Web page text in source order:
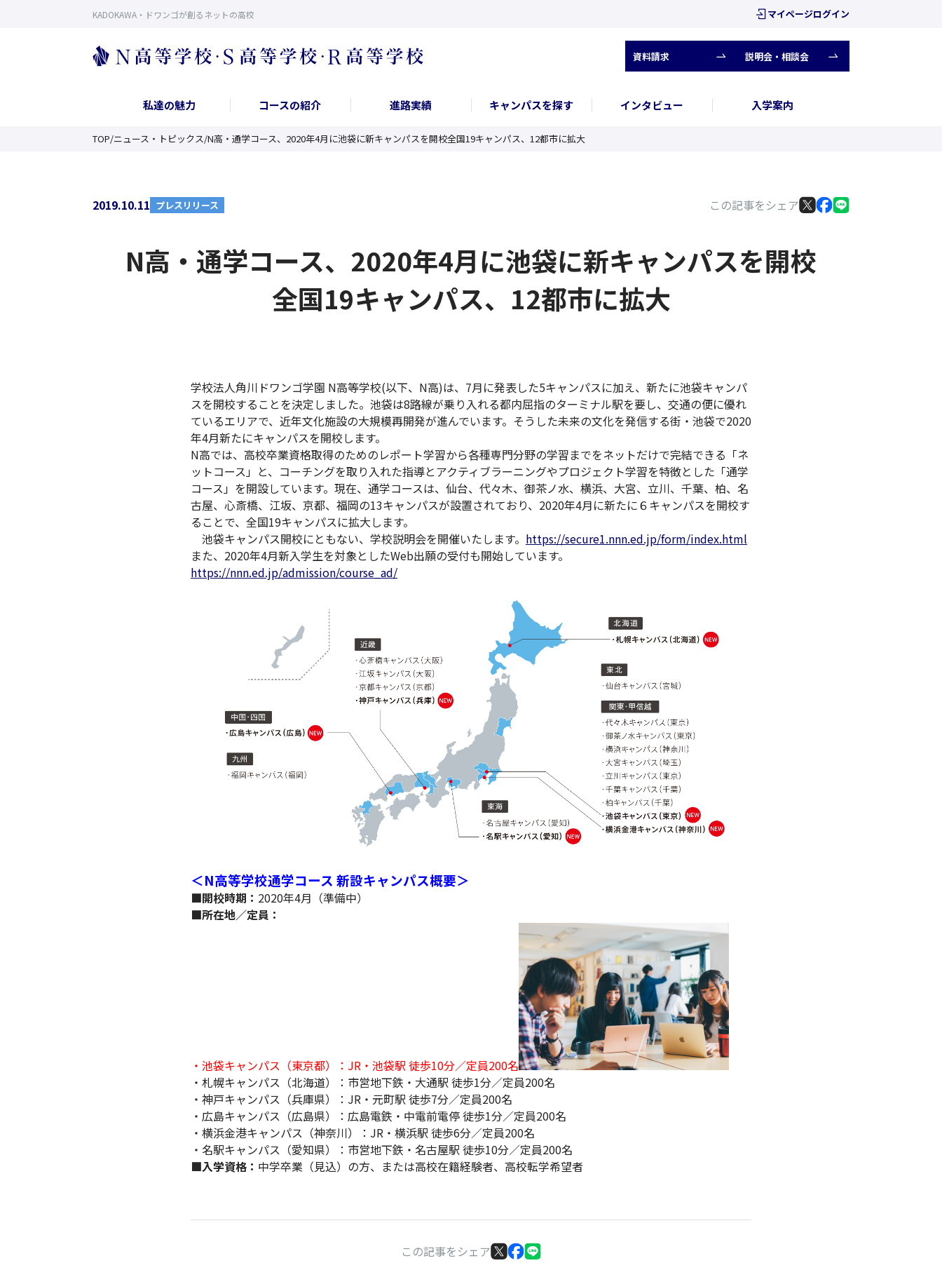
KADOKAWA・ドワンゴが創るネットの高校 マイページログイン
資料請求 説明会・相談会
私達の魅力 コースの紹介 進路実績 キャンパスを探す インタビュー 入学案内
TOP/ニュース・トピックス/N高・通学コース、2020年4月に池袋に新キャンパスを開校全国19キャンパス、12都市に拡大
2019.10.11 プレスリリース この記事をシェア
N高・通学コース、2020年4月に池袋に新キャンパスを開校
全国19キャンパス、12都市に拡大
学校法人角川ドワンゴ学園 N高等学校(以下、N高)は、7月に発表した5キャンパスに加え、新たに池袋キャンパ
スを開校することを決定しました。池袋は8路線が乗り入れる都内屈指のターミナル駅を要し、交通の便に優れ
ているエリアで、近年文化施設の大規模再開発が進んでいます。そうした未来の文化を発信する街・池袋で2020
年4月新たにキャンパスを開校します。
N高では、高校卒業資格取得のためのレポート学習から各種専門分野の学習までをネットだけで完結できる「ネ
ットコース」と、コーチングを取り入れた指導とアクティブラーニングやプロジェクト学習を特徴とした「通学
コース」を開設しています。現在、通学コースは、仙台、代々木、御茶ノ水、横浜、大宮、立川、千葉、柏、名
古屋、心斎橋、江坂、京都、福岡の13キャンパスが設置されており、2020年4月に新たに６キャンパスを開校す
ることで、全国19キャンパスに拡大します。
池袋キャンパス開校にともない、学校説明会を開催いたします。 https://secure1.nnn.ed.jp/form/index.html
また、2020年4月新入学生を対象としたWeb出願の受付も開始しています。
https://nnn.ed.jp/admission/course_ad/
＜N高等学校通学コース 新設キャンパス概要＞
■開校時期： 2020年4月（準備中）
■所在地／定員：
・池袋キャンパス（東京都）：JR・池袋駅 徒歩10分／定員200名
・札幌キャンパス（北海道）：市営地下鉄・大通駅 徒歩1分／定員200名
・神戸キャンパス（兵庫県）：JR・元町駅 徒歩7分／定員200名
・広島キャンパス（広島県）：広島電鉄・中電前電停 徒歩1分／定員200名
・横浜金港キャンパス（神奈川）：JR・横浜駅 徒歩6分／定員200名
・名駅キャンパス（愛知県）：市営地下鉄・名古屋駅 徒歩10分／定員200名
■入学資格： 中学卒業（見込）の方、または高校在籍経験者、高校転学希望者
この記事をシェア